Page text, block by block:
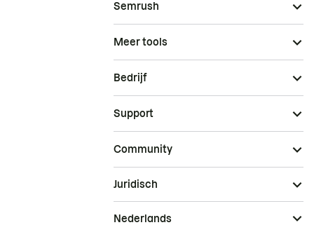
Semrush
Meer tools
Bedrijf
Support
Community
Juridisch
Nederlands